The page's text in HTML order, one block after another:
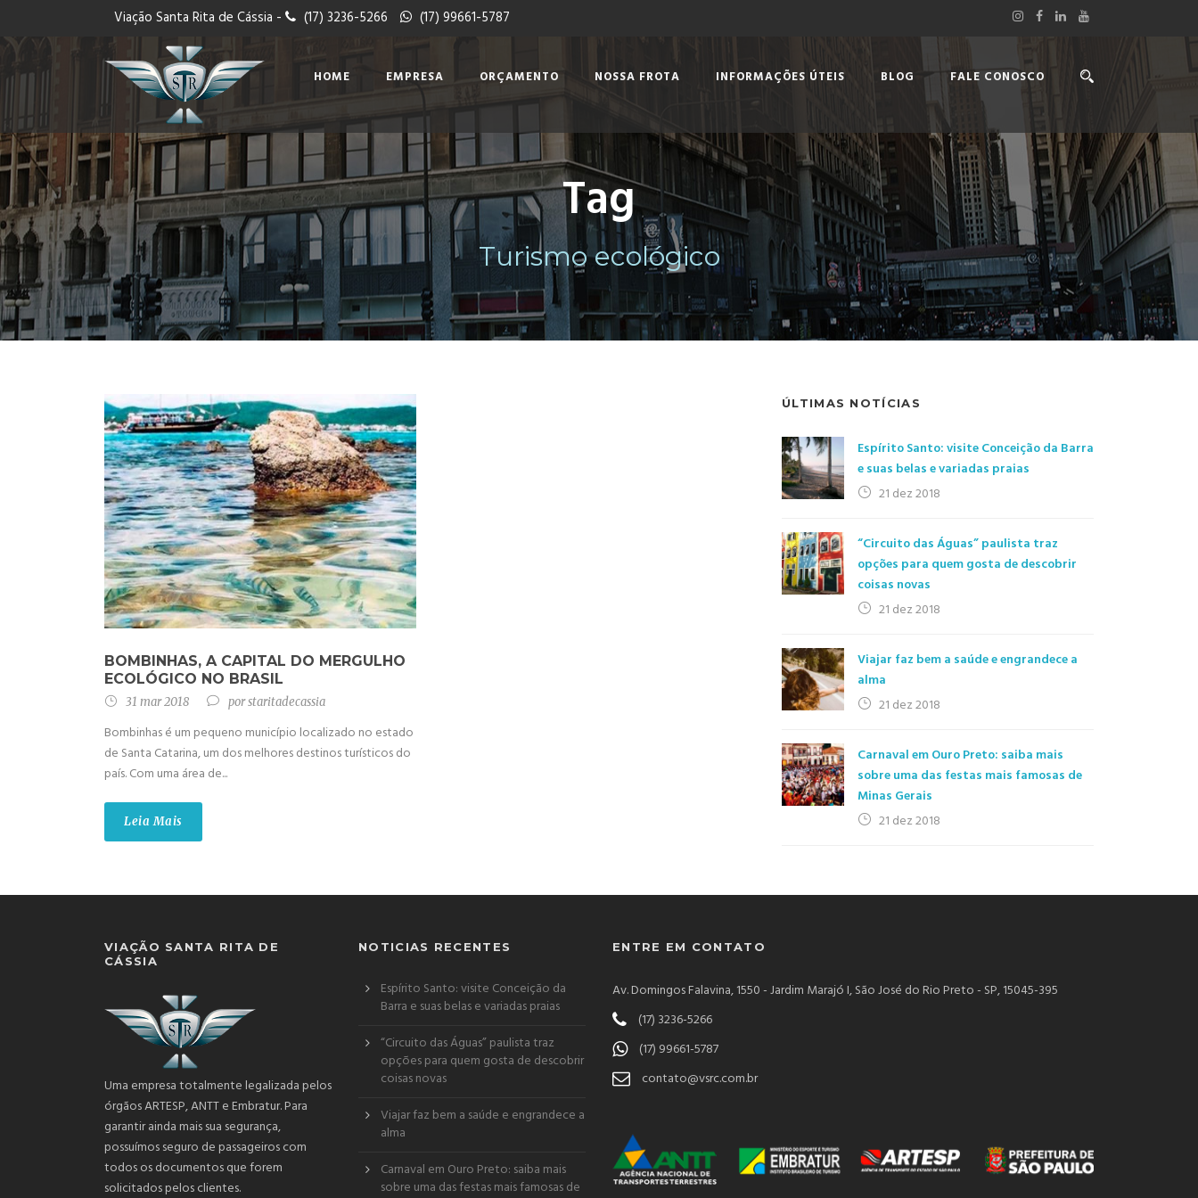
Viação Santa Rita de Cássia - (17) 3236-5266 (17) 99661-5787
HOME EMPRESA ORÇAMENTO NOSSA FROTA INFORMAÇÕES ÚTEIS BLOG FALE CONOSCO
Tag
Turismo ecológico
BOMBINHAS, A CAPITAL DO MERGULHO
ECOLÓGICO NO BRASIL
31 mar 2018 porstaritadecassia
Bombinhas é um pequeno município localizado no estado
de Santa Catarina, um dos melhores destinos turísticos do
país. Com uma área de...
Leia Mais
ÚLTIMAS NOTÍCIAS
Espírito Santo: visite Conceição da Barra
e suas belas e variadas praias
21 dez 2018
“Circuito das Águas” paulista traz
opções para quem gosta de descobrir
coisas novas
21 dez 2018
Viajar faz bem a saúde e engrandece a
alma
21 dez 2018
Carnaval em Ouro Preto: saiba mais
sobre uma das festas mais famosas de
Minas Gerais
21 dez 2018
VIAÇÃO SANTA RITA DE
CÁSSIA
Uma empresa totalmente legalizada pelos
órgãos ARTESP, ANTT e Embratur. Para
garantir ainda mais sua segurança,
possuímos seguro de passageiros com
todos os documentos que forem
solicitados pelos clientes.
NOTICIAS RECENTES
Espírito Santo: visite Conceição da
Barra e suas belas e variadas praias
“Circuito das Águas” paulista traz
opções para quem gosta de descobrir
coisas novas
Viajar faz bem a saúde e engrandece a
alma
Carnaval em Ouro Preto: saiba mais
sobre uma das festas mais famosas de
ENTRE EM CONTATO
Av. Domingos Falavina, 1550 - Jardim Marajó I, São José do Rio Preto - SP, 15045-395
(17) 3236-5266
(17) 99661-5787
contato@vsrc.com.br